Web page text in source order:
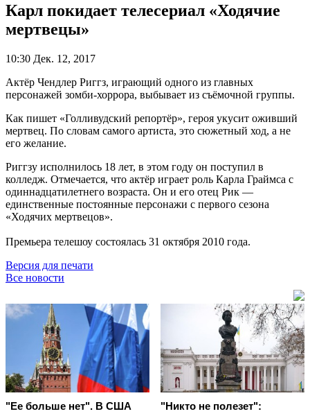
Карл покидает телесериал «Ходячие
мертвецы»
10:30 Дек. 12, 2017
Актёр Чендлер Риггз, играющий одного из главных
персонажей зомби-хоррора, выбывает из съёмочной группы.
Как пишет «Голливудский репортёр», героя укусит оживший
мертвец. По словам самого артиста, это сюжетный ход, а не
его желание.
Риггзу исполнилось 18 лет, в этом году он поступил в
колледж. Отмечается, что актёр играет роль Карла Граймса с
одиннадцатилетнего возраста. Он и его отец Рик —
единственные постоянные персонажи с первого сезона
«Ходячих мертвецов».
Премьера телешоу состоялась 31 октября 2010 года.
Версия для печати
Все новости
"Ее больше нет". В США
"Никто не полезет":